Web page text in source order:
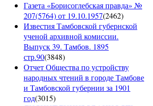
Газета «Борисоглебская правда» №
207(5764) от 19.10.1957(2462)
Известия Тамбовской губернской
ученой архивной комиссии.
Выпуск 39. Тамбов. 1895
стр.90(3848)
Отчет Общества по устройству
народных чтений в городе Тамбове
и Тамбовской губернии за 1901
год(3015)